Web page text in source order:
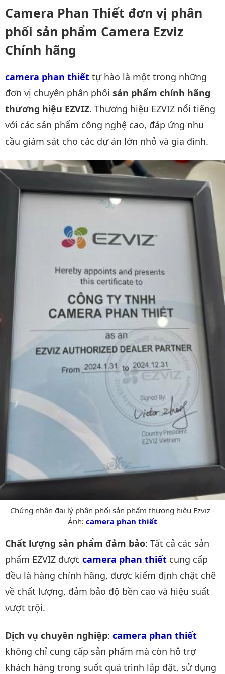
Camera Phan Thiết đơn vị phân
phối sản phẩm Camera Ezviz
Chính hãng
camera phan thiết tự hào là một trong những
đơn vị chuyên phân phối sản phẩm chính hãng
thương hiệu EZVIZ. Thương hiệu EZVIZ nổi tiếng
với các sản phẩm công nghệ cao, đáp ứng nhu
cầu giám sát cho các dự án lớn nhỏ và gia đình.
Chứng nhận đại lý phân phối sản phẩm thương hiệu Ezviz -
Ảnh: camera phan thiết
Chất lượng sản phẩm đảm bảo: Tất cả các sản
phẩm EZVIZ được camera phan thiết cung cấp
đều là hàng chính hãng, được kiểm định chặt chẽ
về chất lượng, đảm bảo độ bền cao và hiệu suất
vượt trội.
Dịch vụ chuyên nghiệp: camera phan thiết
không chỉ cung cấp sản phẩm mà còn hỗ trợ
khách hàng trong suốt quá trình lắp đặt, sử dụng